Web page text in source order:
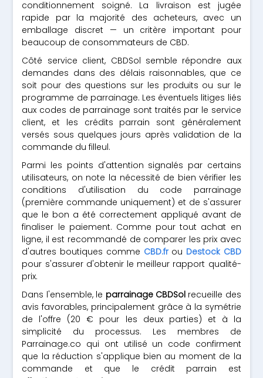
conditionnement soigné. La livraison est jugée
rapide par la majorité des acheteurs, avec un
emballage discret — un critère important pour
beaucoup de consommateurs de CBD.
Côté service client, CBDSol semble répondre aux
demandes dans des délais raisonnables, que ce
soit pour des questions sur les produits ou sur le
programme de parrainage. Les éventuels litiges liés
aux codes de parrainage sont traités par le service
client, et les crédits parrain sont généralement
versés sous quelques jours après validation de la
commande du filleul.
Parmi les points d'attention signalés par certains
utilisateurs, on note la nécessité de bien vérifier les
conditions d'utilisation du code parrainage
(première commande uniquement) et de s'assurer
que le bon a été correctement appliqué avant de
finaliser le paiement. Comme pour tout achat en
ligne, il est recommandé de comparer les prix avec
d'autres boutiques comme CBD.frou Destock CBD
pour s'assurer d'obtenir le meilleur rapport qualité-
prix.
Dans l'ensemble, le parrainage CBDSolrecueille des
avis favorables, principalement grâce à la symétrie
de l'offre (20 € pour les deux parties) et à la
simplicité du processus. Les membres de
Parrainage.co qui ont utilisé un code confirment
que la réduction s'applique bien au moment de la
commande et que le crédit parrain est